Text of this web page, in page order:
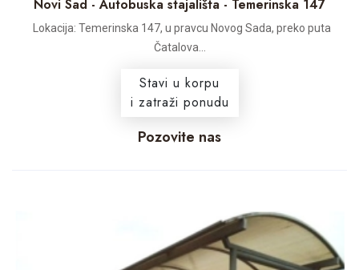
Novi Sad - Autobuska stajališta - Temerinska 147
Lokacija: Temerinska 147, u pravcu Novog Sada, preko puta
Čatalova...
Stavi u korpu
i zatraži ponudu
Pozovite nas